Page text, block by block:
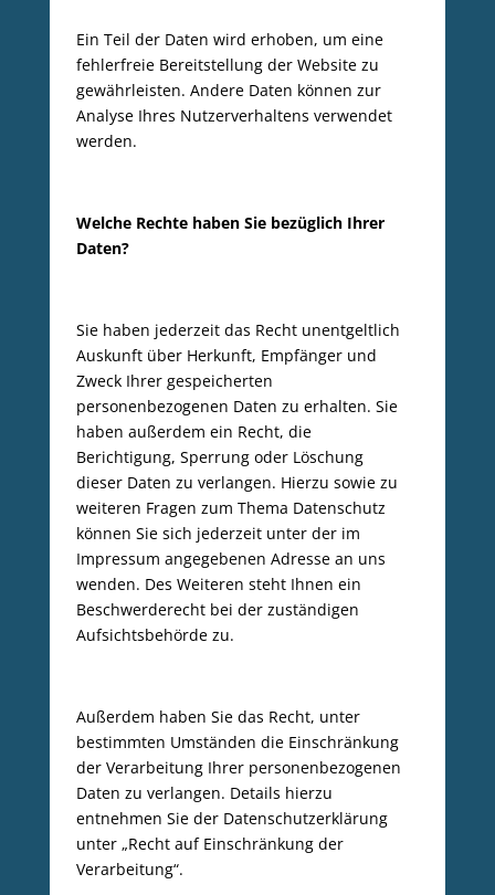
Ein Teil der Daten wird erhoben, um eine
fehlerfreie Bereitstellung der Website zu
gewährleisten. Andere Daten können zur
Analyse Ihres Nutzerverhaltens verwendet
werden.
Welche Rechte haben Sie bezüglich Ihrer
Daten?
Sie haben jederzeit das Recht unentgeltlich
Auskunft über Herkunft, Empfänger und
Zweck Ihrer gespeicherten
personenbezogenen Daten zu erhalten. Sie
haben außerdem ein Recht, die
Berichtigung, Sperrung oder Löschung
dieser Daten zu verlangen. Hierzu sowie zu
weiteren Fragen zum Thema Datenschutz
können Sie sich jederzeit unter der im
Impressum angegebenen Adresse an uns
wenden. Des Weiteren steht Ihnen ein
Beschwerderecht bei der zuständigen
Aufsichtsbehörde zu.
Außerdem haben Sie das Recht, unter
bestimmten Umständen die Einschränkung
der Verarbeitung Ihrer personenbezogenen
Daten zu verlangen. Details hierzu
entnehmen Sie der Datenschutzerklärung
unter „Recht auf Einschränkung der
Verarbeitung“.